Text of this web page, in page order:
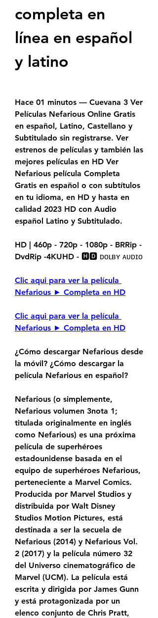
completa en
línea en español
y latino
Hace 01 minutos — Cuevana 3 Ver
Películas Nefarious Online Gratis
en español, Latino, Castellano y
Subtitulado sin registrarse. Ver
estrenos de películas y también las
mejores películas en HD Ver
Nefarious película Completa
Gratis en español o con subtítulos
en tu idioma, en HD y hasta en
calidad 2023 HD con Audio
español Latino y Subtitulado.
HD | 460p - 720p - 1080p - BRRip -
DvdRip -4KUHD - 🅷🅳 ᴅᴏʟʙʏ ᴀᴜᴅɪᴏ
Clic aqui para ver la película
Nefarious ► Completa en HD
Clic aqui para ver la película
Nefarious ► Completa en HD
¿Cómo descargar Nefarious desde
la móvil? ¿Cómo descargar la
película Nefarious en español?
Nefarious (o simplemente,
Nefarious volumen 3nota 1;
titulada originalmente en inglés
como Nefarious) es una próxima
película de superhéroes
estadounidense basada en el
equipo de superhéroes Nefarious,
perteneciente a Marvel Comics.
Producida por Marvel Studios y
distribuida por Walt Disney
Studios Motion Pictures, está
destinada a ser la secuela de
Nefarious (2014) y Nefarious Vol.
2 (2017) y la película número 32
del Universo cinematográfico de
Marvel (UCM). La película está
escrita y dirigida por James Gunn
y está protagonizada por un
elenco conjunto de Chris Pratt,